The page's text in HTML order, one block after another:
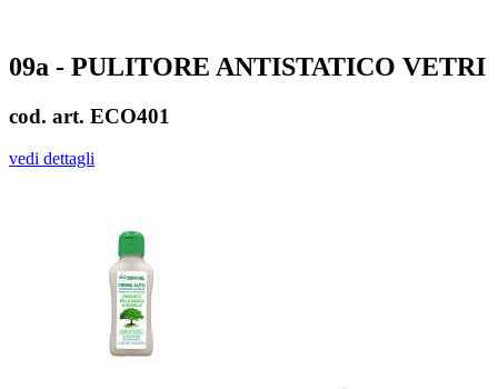
09a - PULITORE ANTISTATICO VETRI
cod. art. ECO401
vedi dettagli